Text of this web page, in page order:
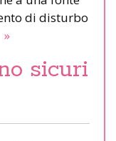
di disturbo
»
sicuri